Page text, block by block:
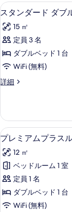
写
真
を
表
示
る
ム
禁
煙
の
す
べ
写
真
を
表
示
す
る
ブ
ル
ー
禁
煙
詳
ス
タ
ン
ダ
ー
ダ
ル
ル
ー
ム
禁
煙
の
す
13
スタンダード ダブ
15 ㎡
定員 3 名
ダブルベッド 1 台
WiFi (無料)
詳細
ス
ー
ド
ダ
ル
ル
ー
ム
禁
煙
の
プ
レ
ミ
ア
ム
プ
14
プレミアムプラス
12 ㎡
ベッドルーム 1 室
定員 1 名
ダブルベッド 1 台
WiFi (無料)